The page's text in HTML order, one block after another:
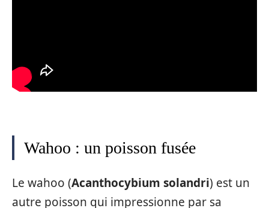
Wahoo : un poisson fusée
Le wahoo (Acanthocybium solandri) est un
autre poisson qui impressionne par sa